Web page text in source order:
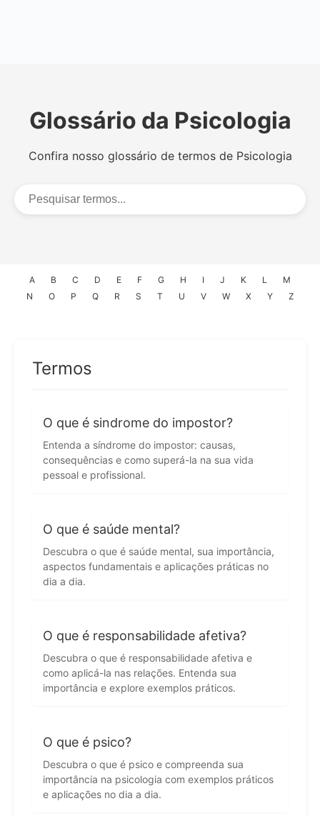
Glossário da Psicologia
Confira nosso glossário de termos de Psicologia
A B C D E F G H I J K L
M
N
O P Q R S T U V W X Y Z
Termos
O que é sindrome do impostor?
Entenda a síndrome do impostor: causas,
consequências e como superá-la na sua vida
pessoal e profissional.
O que é saúde mental?
Descubra o que é saúde mental, sua importância,
aspectos fundamentais e aplicações práticas no
dia a dia.
O que é responsabilidade afetiva?
Descubra o que é responsabilidade afetiva e
como aplicá-la nas relações. Entenda sua
importância e explore exemplos práticos.
O que é psico?
Descubra o que é psico e compreenda sua
importância na psicologia com exemplos práticos
e aplicações no dia a dia.